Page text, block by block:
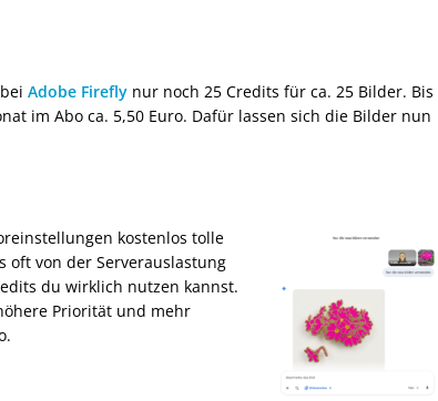
Adobe Firefly nur noch 25 Credits für ca. 25 Bilder. Bis
im Abo ca. 5,50 Euro. Dafür lassen sich die Bilder nun
kostenlos tolle
oft von der Serverauslastung
du wirklich nutzen kannst.
Priorität und mehr